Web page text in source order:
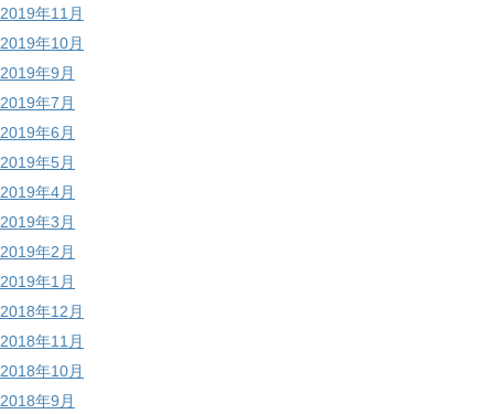
2019年11月
2019年10月
2019年9月
2019年7月
2019年6月
2019年5月
2019年4月
2019年3月
2019年2月
2019年1月
2018年12月
2018年11月
2018年10月
2018年9月